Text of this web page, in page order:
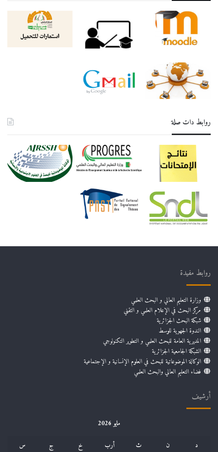
روابط دات صلة
روابط مفيدة
وزارة التعليم العالي و البحث العلمي
مركز البحث في الإعلام العلمي و التقني
شبكة البحث الجزائرية
الندوة الجهوية للوسط
المديرية العامة للبحث العلمي و التطوير التكنولوجي
الشبكة الجامعية الجزائرية
الوكالة الموضوعاتية للبحث في العلوم الإنسانية و الإجتماعية
فضاء التعليم العالي والبحث العلمي
أرشيف
مايو 2026
د
ن ث أرب خ ج
س